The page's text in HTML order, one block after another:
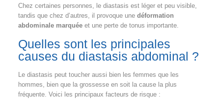
Chez certaines personnes, le diastasis est léger et peu visible,
tandis que chez d’autres, il provoque une déformation
abdominale marquéeet une perte de tonus importante.
Quelles sont les principales
causes du diastasis abdominal ?
Le diastasis peut toucher aussi bien les femmes que les
hommes, bien que la grossesse en soit la cause la plus
fréquente. Voici les principaux facteurs de risque :